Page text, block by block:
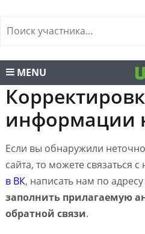
MENU
информации
Если вы обнаружили
сайта, то можете связаться
в ВК, написать нам по адресу
заполнить прилагаемую
обратной связи.